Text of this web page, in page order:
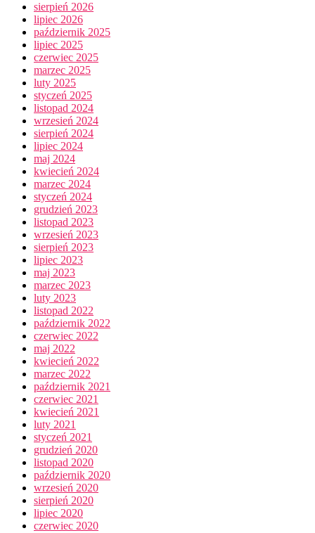
sierpień 2026
lipiec 2026
październik 2025
lipiec 2025
czerwiec 2025
marzec 2025
luty 2025
styczeń 2025
listopad 2024
wrzesień 2024
sierpień 2024
lipiec 2024
maj 2024
kwiecień 2024
marzec 2024
styczeń 2024
grudzień 2023
listopad 2023
wrzesień 2023
sierpień 2023
lipiec 2023
maj 2023
marzec 2023
luty 2023
listopad 2022
październik 2022
czerwiec 2022
maj 2022
kwiecień 2022
marzec 2022
październik 2021
czerwiec 2021
kwiecień 2021
luty 2021
styczeń 2021
grudzień 2020
listopad 2020
październik 2020
wrzesień 2020
sierpień 2020
lipiec 2020
czerwiec 2020